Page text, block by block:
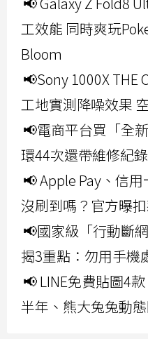
工效能 同時爽玩
Bloom
📢Sony 1000X THE
工地實測降噪效果
📢電商平台買「全
環44次還帶維修紀
📢 Apple Pay、信
沒刷到嗎？官方曝
📢國家級「行動斷
揭3重點：勿用手機
📢 LINE免費貼圖4
半年、熊大兔兔動